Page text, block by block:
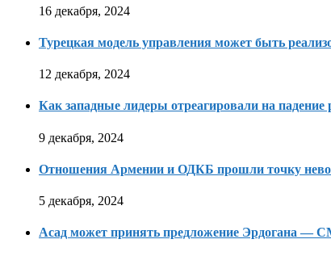
16 декабря, 2024
Турецкая модель управления может быть
12 декабря, 2024
Как западные лидеры отреагировали на падение
9 декабря, 2024
Отношения Армении и ОДКБ прошли точку
5 декабря, 2024
Асад может принять предложение Эрдогана —